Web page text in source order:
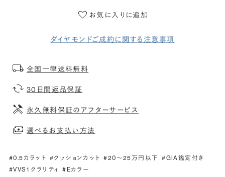
お気に入りに追加
ダイヤモンドご成約に関する注意事項
全国一律送料無料
30日間返品保証
永久無料保証のアフターサービス
選べるお支払い方法
#0.5カラット #クッションカット #20〜25万円以下 #GIA鑑定付き
#VVS1 クラリティ
#Eカラー